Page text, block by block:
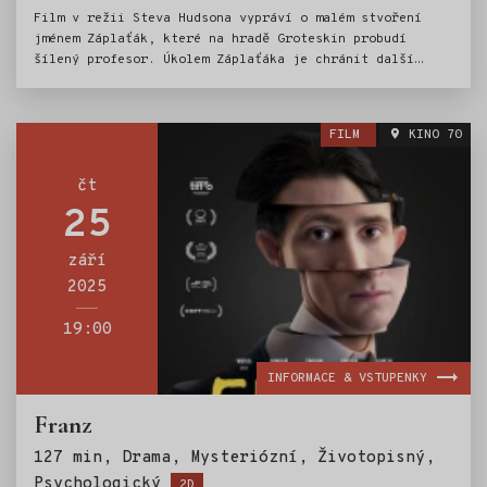
Film v režii Steva Hudsona vypráví o malém stvoření
jménem Záplaťák, které na hradě Groteskin probudí
šílený profesor. Úkolem Záplaťáka je chránit další
okamžiku, než se zlý ředitel krachujícího cirkusu
dozví, že na hradě straší, a přemýšlí, jak na
čt
25
září
2025
19:00
FILM KINO 70
Franz
127 min, Drama, Mysteriózní, Životopisný,
INFORMACE & VSTUPENKY